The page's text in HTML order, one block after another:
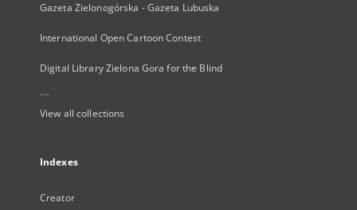
Gazeta Zielonogórska - Gazeta Lubuska
International Open Cartoon Contest
Digital Library Zielona Gora for the Blind
...
View all collections
Indexes
Creator